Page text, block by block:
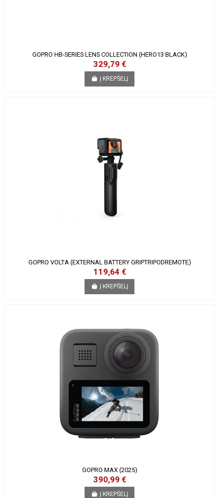
GOPRO HB-SERIES LENS COLLECTION (HERO13 BLACK)
329,79 €
Į KREPŠELĮ
GOPRO VOLTA (EXTERNAL BATTERY GRIPTRIPODREMOTE)
119,64 €
Į KREPŠELĮ
GOPRO MAX (2025)
390,99 €
Į KREPŠELĮ